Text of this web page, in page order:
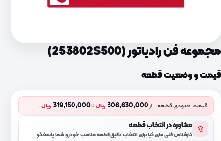
مجموعه فن رادیاتور (253802S500)
قیمت و وضعیت قطعه
قیمت حدودی قطعه: از306,630,000 ریالتا319,150,000 ریال
مشاوره در انتخاب قطعه
کارشناس فنی مای کیا برای انتخاب دقیق قطعه مناسب خودرو شما پاسخگو